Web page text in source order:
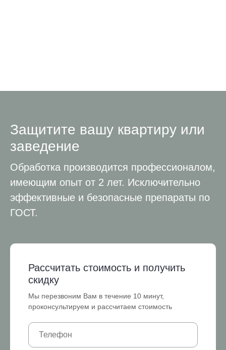
Защитите вашу квартиру или
заведение
Обработка производится профессионалом,
имеющим опыт от 2 лет. Исключительно
эффективные и безопасные препараты по
ГОСТ.
Рассчитать стоимость и получить
скидку
Мы перезвоним Вам в течение 10 минут,
проконсультируем и рассчитаем стоимость